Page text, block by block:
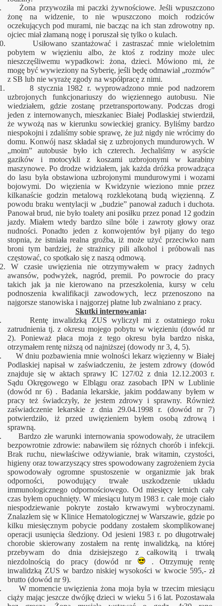
Żona przywoziła mi paczki żywnościowe. Jeśli wpuszczono
żonę na widzenie, to nie wpuszczono moich rodziców
oczekujących pod murami, nie bacząc na ich stan zdrowotny np.
ojciec miał złamaną nogę i poruszał się tylko o kulach.
Usiłowano szantażować i zastraszać mnie wieloletnim
pobytem w więzieniu albo, że ktoś z rodziny może ulec
nieszczęśliwemu wypadkowi: żona, dzieci. Mówiono mi, że
mogę być wywieziony na Syberię, jeśli będę odmawiał „rozmów”
z SB lub nie wyrażę zgody na współpracę z nimi.
8 stycznia 1982 r. wyprowadzono mnie pod nadzorem
uzbrojonych funkcjonariuszy do więziennego autobusu. Nie
wiedziałem, gdzie zostanę przetransportowany. Podczas drogi
jeden z internowanych, mieszkaniec Białej Podlaskiej stwierdził,
że wywożą nas w kierunku sowieckiej granicy. Byliśmy bardzo
niespokojni i zdaliśmy sobie sprawę, że już nigdy nie wrócimy do
domu. Konwój nasz składał się z uzbrojonych mundurowych. W
„moim” autobusie było ich czterech. Jechaliśmy w asyście
gazików i motocykli z koszami uzbrojonymi w karabiny
maszynowe. Po drodze widziałem, jak każda dróżka prowadząca
do lasu była obstawiona uzbrojonymi mundurowymi i wozami
bojowymi. Do więzienia w Kwidzynie wieziono mnie przez
kilkanaście godzin metalową rozklekotaną budą więzienną. Z
powodu braku wentylacji w „budzie” panował zaduch i duchota.
Panował brud, nie było toalety ani posiłku przez ponad 12 godzin
jazdy. Miałem wtedy bardzo silne bóle i zawroty głowy oraz
nudności. Ponadto jeden z konwojentów był pijany do tego
stopnia, że istniała realna groźba, iż może użyć przeciwko nam
broni tym bardziej, że strażnicy pili alkohol i próbowali nas
częstować, co spotkało się z naszą odmową.
W czasie uwięzienia nie otrzymywałem w pracy żadnych
awansów, podwyżek, nagród, premii. Po powrocie do pracy
takich jak ja nie kierowano na przeszkolenia, kursy w celu
podnoszenia kwalifikacji zawodowych, lecz przenoszono na
najgorsze stanowiska i najgorzej płatne lub zwalniano z pracy.
Skutki internowania:
Rentę inwalidzką ZUS wyliczył mi z ostatniego roku
zatrudnienia tj. z okresu mojego pobytu w więzieniu (dowód nr
2). Ponieważ płaca moja z tego okresu była bardzo niska,
otrzymałem rentę niższą od najniższej (dowody nr 3, 4, 5).
W dniu pozbawienia mnie wolności lekarz więzienny w Białej
Podlaskiej napisał w zaświadczeniu, że jestem zdrowy (dowód
znajduje się w aktach sprawy IC 127/02 z dnia 12.12.2003 r.
Sądu Okręgowego w Elblągu oraz zasobach IPN w Lublinie
(dowód nr 6) . Badania lekarskie, jakim poddawany byłem w
pracy też świadczyły, że jestem zdrowy i sprawny. Również
zaświadczenie lekarskie z dnia 29.04.1998 r. (dowód nr 7)
potwierdziło, iż przed uwięzieniem byłem osobą zdrową i
sprawną.
Bardzo złe warunki internowania spowodowały, że utraciłem
bezpowrotnie zdrowie: nabawiłem się różnych chorób i infekcji.
Brak ruchu, niewłaściwe odżywianie, brak witamin, czystości,
higieny oraz towarzyszący stres spowodowany zagrożeniem życia
spowodowały ogromne spustoszenie w organizmie jak brak
odporności, powodujący trwałe uszkodzenie układu
immunologicznego odpornościowego. Od miesięcy letnich cały
czas byłem opuchnięty. W miesiącu lutym 1983 r. całe moje ciało
niespodziewanie pokryte zostało krwawymi wybroczynami.
Znalazłem się w Klinice Hematologicznej w Warszawie, gdzie po
kilku miesięcznym pobycie poddany zostałem skomplikowanej
operacji usunięcia śledziony. Od jesieni 1983 r. po długotrwałej
chorobie skierowany zostałem na rentę inwalidzką, na której
przebywam do dnia dzisiejszego z całkowitą i trwałą
niezdolnością do pracy (dowód nr
. Otrzymuję rentę
inwalidzką ZUS w bardzo niskiej wysokości w kwocie 595,- zł
brutto (dowód nr 9).
W momencie uwięzienia żona moja była w trzecim miesiącu
ciąży mając jeszcze dwójkę dzieci w wieku 5 i 6 lat. Pozostawała